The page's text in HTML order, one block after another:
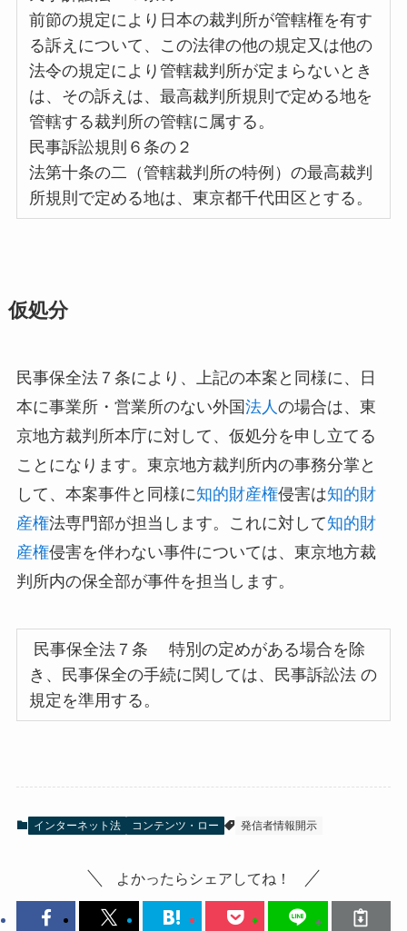
前節の規定により日本の裁判所が管轄権を有す
る訴えについて、この法律の他の規定又は他の
法令の規定により管轄裁判所が定まらないとき
は、その訴えは、最高裁判所規則で定める地を
管轄する裁判所の管轄に属する。
民事訴訟規則６条の２
法第十条の二（管轄裁判所の特例）の最高裁判
所規則で定める地は、東京都千代田区とする。
仮処分
民事保全法７条により、上記の本案と同様に、日
本に事業所・営業所のない外国法人の場合は、東
京地方裁判所本庁に対して、仮処分を申し立てる
ことになります。東京地方裁判所内の事務分掌と
して、本案事件と同様に知的財産権侵害は知的財
産権法専門部が担当します。これに対して知的財
産権侵害を伴わない事件については、東京地方裁
判所内の保全部が事件を担当します。
民事保全法７条 特別の定めがある場合を除
き、民事保全の手続に関しては、民事訴訟法 の
規定を準用する。
インターネット法 コンテンツ・ロー 発信者情報開示
よかったらシェアしてね！